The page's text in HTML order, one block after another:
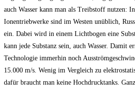
auch Wasser kann man als Treibstoff nutzen:
Ionentriebwerke sind im Westen unüblich,
ein. Dabei wird in einem Lichtbogen eine
kann jede Substanz sein, auch Wasser. Damit
Technologie immerhin noch
15.000 m/s. Wenig im Vergleich zu
dafür braucht man keine Hochdrucktanks.